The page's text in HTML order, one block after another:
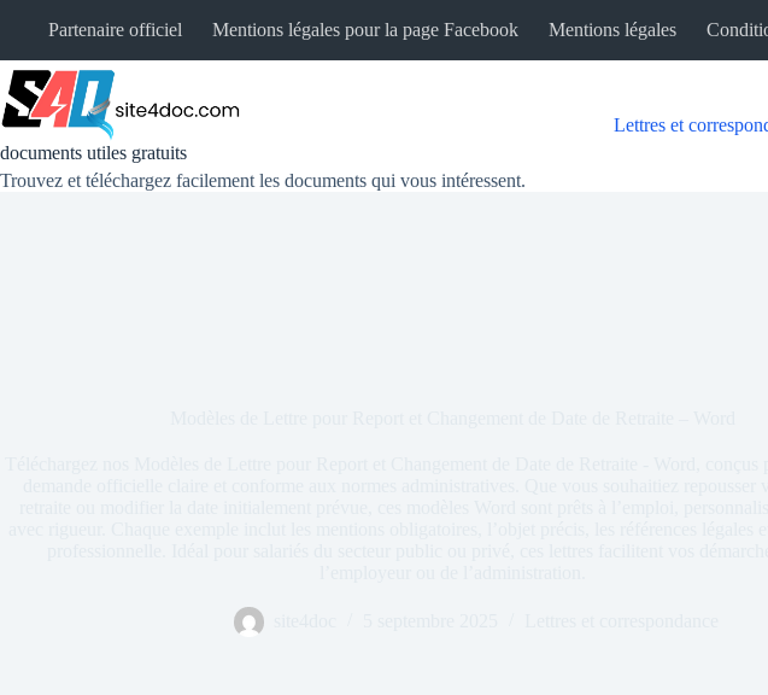
Partenaire officiel Mentions légales pour la page Facebook Mentions légales
documents utiles gratuits
Trouvez et téléchargez facilement les documents qui vous intéressent.
Lettres et